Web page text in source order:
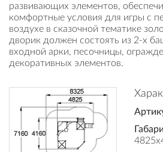
развивающих элементов,
комфортные условия для игры с
воздухе в сказочной тематике
дворик должен состоять из 2-х
входной арки, песочницы,
декоративных элементов.